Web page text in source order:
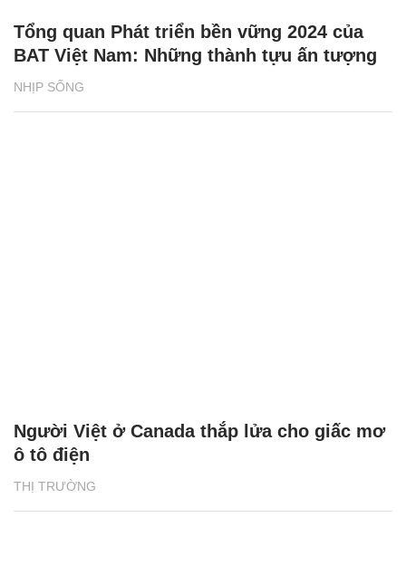
NHỊP SỐNG
Tổng quan Phát triển bền vững 2024 của
BAT Việt Nam: Những thành tựu ấn tượng
THỊ TRƯỜNG
Người Việt ở Canada thắp lửa cho giấc mơ
ô tô điện